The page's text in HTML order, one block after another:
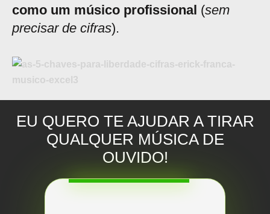
como um músico profissional (sem
precisar de cifras).
EU QUERO TE AJUDAR A TIRAR
QUALQUER MÚSICA DE
OUVIDO!